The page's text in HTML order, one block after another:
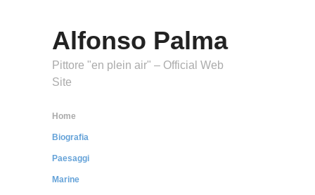
Alfonso Palma
Pittore "en plein air" – Official Web
Site
Home
Biografia
Paesaggi
Marine